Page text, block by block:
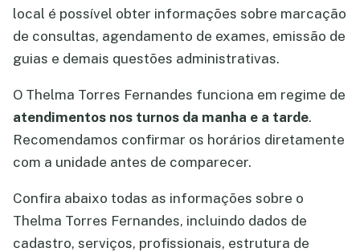
local é possível obter informações sobre marcação
de consultas, agendamento de exames, emissão de
guias e demais questões administrativas.
O Thelma Torres Fernandes funciona em regime de
atendimentos nos turnos da manha e a tarde.
Recomendamos confirmar os horários diretamente
com a unidade antes de comparecer.
Confira abaixo todas as informações sobre o
Thelma Torres Fernandes, incluindo dados de
cadastro, serviços, profissionais, estrutura de